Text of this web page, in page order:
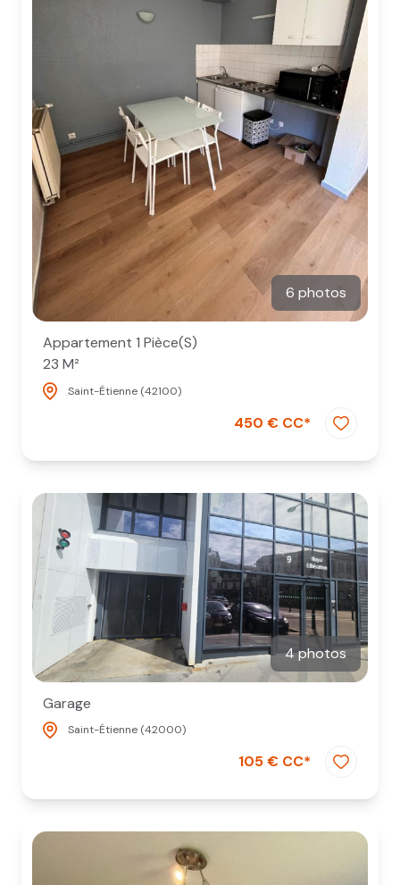
6 photos
Appartement 1 Pièce(s)
23 M²
Saint-Étienne (42100)
450 € CC*
4 photos
Garage
Saint-Étienne (42000)
105 € CC*